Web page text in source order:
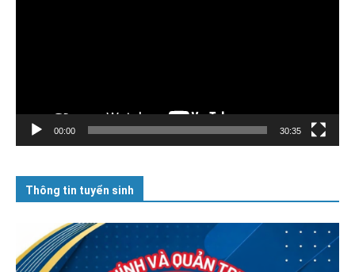
00:00 30:35
Thông tin tuyển sinh